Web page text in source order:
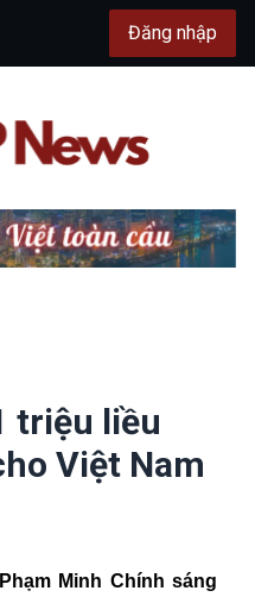
Đăng nhập
triệu liều
Việt Nam
Minh Chính sáng